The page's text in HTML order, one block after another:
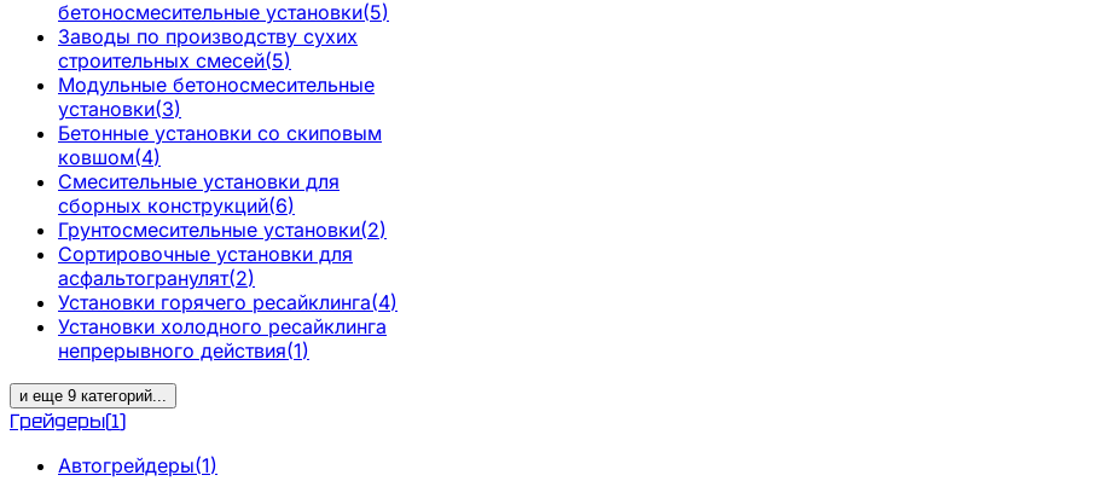
бетоносмесительные установки(5)
Заводы по производству сухих
строительных смесей(5)
Модульные бетоносмесительные
установки(3)
Бетонные установки со скиповым
ковшом(4)
Смесительные установки для
сборных конструкций(6)
Грунтосмесительные установки(2)
Сортировочные установки для
асфальтогранулят(2)
Установки горячего ресайклинга(4)
Установки холодного ресайклинга
непрерывного действия(1)
и еще 9 категорий...
Грейдеры(1)
Автогрейдеры(1)